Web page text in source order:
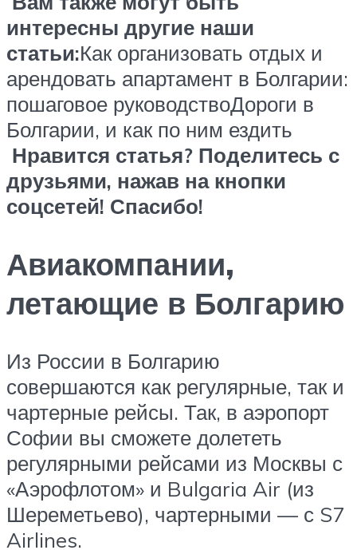
интересны другие наши
статьи:Как организовать отдых и
арендовать апартамент в Болгарии:
пошаговое руководствоДороги в
Болгарии, и как по ним ездить
Нравится статья? Поделитесь с
друзьями, нажав на кнопки
соцсетей! Спасибо!
Авиакомпании,
летающие в Болгарию
Из России в Болгарию
совершаются как регулярные, так и
чартерные рейсы. Так, в аэропорт
Софии вы сможете долететь
регулярными рейсами из Москвы с
«Аэрофлотом» и Bulgaria Air (из
Шереметьево), чартерными — с S7
Airlines.